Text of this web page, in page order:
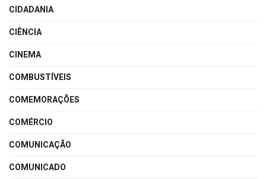
CIDADANIA
CIÊNCIA
CINEMA
COMBUSTÍVEIS
COMEMORAÇÕES
COMÉRCIO
COMUNICAÇÃO
COMUNICADO